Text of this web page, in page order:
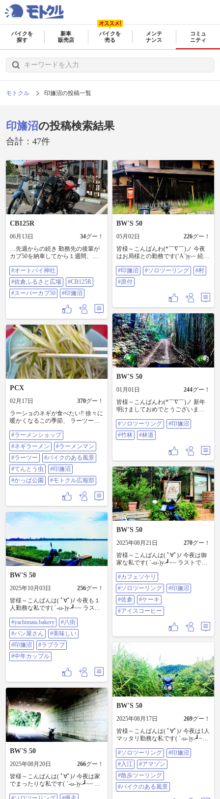
バイクを
探す
新車
販売店
バイクを
売る
メンテ
ナンス
コミュ
ニティ
モトクル 印旛沼の投稿一覧
印旛沼の投稿検索結果
合計：47件
CB125R
06月13日 34グー！
…先週からの続き 勤務先の後輩が
カブ50を納車してから１週間、本
トバイ神社 へ交通安全祈願に行っ
てきました🏍️💨 参拝後、少し足を
伸ばして #佐倉ふるさと広場 でま
ったり(^｡^)y-ﾟﾟﾟ 後輩は２度目の公
したが、無事に帰ってこれて何よ
りでした☺️ #CB125R #スーパーカ
#オートバイ神社
#佐倉ふるさと広場
#CB125R
#スーパーカブ50
#印旛沼
BW'S 50
05月02日 226グー！
皆様～こんばんわ(*￣∇￣)ノ 今夜
はお局様との勤務です(‘A`)y-~ 続き
ました 沼の村を走ってると古い家
屋が有り立ち寄ります 廃墟かは判
断し難いが何かポストが有りパシ
ャリます ポストに何やらメッセー
ジが書いて有り 歴史を感じました
ね～ 妄想ですけどね(笑) 続きます #
印旛沼 #ソロツーリング #村 #原付
#印旛沼 #ソロツーリング
#村
#原付
PCX
02月17日 370グー！
ラーショのネギが食べたい‼️ 徐々に
暖かくなるこの季節、 ラーツーへ
ーショのネギが食べたくなるので
す🤭 満足してバイクに戻ると スク
リーンに てんとう虫🐞発見✨ 幸せ
のてんとう虫かな🐞🙏✨ 最近パン
チくんが気になってます☺️ 頑張っ
てパンチくん✨ かわいいお猿さん
なので、 パンチ佐藤さんではござ
いません。 #ラーメンショップ #ネ
報部
#ラーメンショップ
#ネギラーメン
#ラーメンマン
#ラーツー
#バイクのある風景
#てんとう虫
#印旛沼
#かっぱ公園
#モトクル広報部
BW'S 50
01月01日 244グー！
皆様～こんばんわ(*￣∇￣)ノ 新年
明けましておめでとうございます
-ω-)y─━ =3 続きです 猿の腰掛けを
拝見し 竹林を走ります 轍があるか
ら誰か通っては居るが 佐倉はこの
手の道が多いから好きなんだよな
旛沼 #竹林 #林道
#ソロツーリング
#印旛沼
#竹林
#林道
BW'S 50
2025年10月03日 256グー！
皆様～こんばんは( ﾟ∀ﾟ)ﾉ 今夜も１
人勤務な私です( ´-ω-)y‐┛~~ ラスト
印旛沼で昼飯です yachimata.bakery
さんで購入したパンを食べながら
印旛沼を眺めるのは良いね～ と思
ってたら中年カップルがプラ～と
来られて昼間からイチャイチャし
出してね～なんかな～ ササッとパ
ンを食べて最後に川沿いのダート
を走り帰りましたとさ(笑) 今回は此
にて終了です コメント、イイネを
してくれた皆様～ありがとうござ
いました 次回も宜しくお願いしま
す #yachimata.bakery #八街 #パン屋
さん #美味しい #印旛沼 #ラブラ
ブ #中年カップル
#yachimata.bakery
#八街
#パン屋さん
#美味しい
#印旛沼
#ラブラブ
#中年カップル
BW'S 50
2025年08月21日 270グー！
皆様～こんばんは( ﾟ∀ﾟ)ﾉ 今夜は御
家な私です( ´-ω-)y‐┛~~ ラストです
リに寄り ケーキをいただきまし
た しかし、お客様もスタッフも全
て女性 なんとも言えない緊張感が
しましたね～ アッ！ ケーキもアイ
スコーヒーも美味しかったですけ
どね と今回は此れにて終了です イ
イネ！コメントありがとうござい
ました 次回も宜しくお願いします
#カフェソケリ #ソロツーリング #
印旛沼 #佐倉 #ケーキ #アイスコー
ヒー
#カフェソケリ
#ソロツーリング
#印旛沼
#佐倉
#ケーキ
#アイスコーヒー
BW'S 50
2025年08月20日 266グー！
皆様～こんばんは( ﾟ∀ﾟ)ﾉ 今夜は家
でまったりな私です( ´-ω-)y‐┛~~ 続
BW'S 50
2025年08月17日 269グー！
皆様～こんばんは( ﾟ∀ﾟ)ﾉ 今夜は1人
マッタリ勤務な私です( ´-ω-)y‐┛~~
行きたい てっ事なので印旛沼をお
散歩ツーリング 夏は葉っぱまみれ
になるダートコースを抜けて沼を
チェック！ 相変わらずアマゾン川
やね～ 続きます #ソロツーリング #
印旛沼 #入江 #アマゾン #散歩ツー
リング #バイクのある風景
#ソロツーリング
#印旛沼
#入江
#アマゾン
#散歩ツーリング
#バイクのある風景